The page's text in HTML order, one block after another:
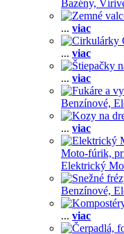
Bazény,
... viac
... viac
... viac
Benzínové,
... viac
Moto-fúrik,
Elektrický
Benzínové,
... viac